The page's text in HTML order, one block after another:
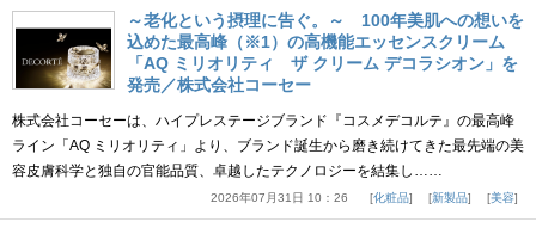
～老化という摂理に告ぐ。～ 100年美肌への想いを
込めた最高峰（※1）の高機能エッセンスクリーム
「AQ ミリオリティ ザ クリーム デコラシオン」を
発売／株式会社コーセー
株式会社コーセーは、ハイプレステージブランド『コスメデコルテ』の最高峰
ライン「AQ ミリオリティ」より、ブランド誕生から磨き続けてきた最先端の美
容皮膚科学と独自の官能品質、卓越したテクノロジーを結集し……
2026年07月31日 10：26 化粧品 新製品 美容